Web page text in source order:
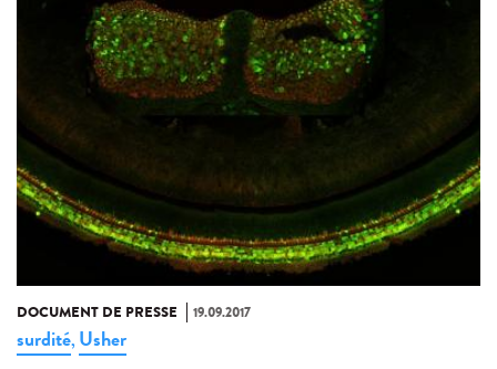
DOCUMENT DE PRESSE 19.09.2017
surdité, Usher